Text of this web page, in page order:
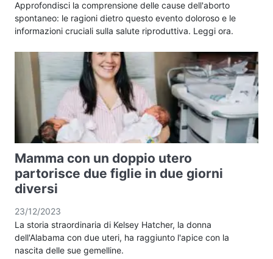
Approfondisci la comprensione delle cause dell'aborto
spontaneo: le ragioni dietro questo evento doloroso e le
informazioni cruciali sulla salute riproduttiva. Leggi ora.
Mamma con un doppio utero
partorisce due figlie in due giorni
diversi
23/12/2023
La storia straordinaria di Kelsey Hatcher, la donna
dell'Alabama con due uteri, ha raggiunto l'apice con la
nascita delle sue gemelline.